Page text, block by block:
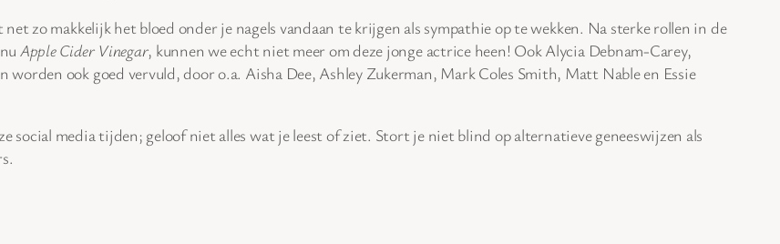
zo makkelijk het bloed onder je nagels vandaan te krijgen als sympathie op te wekken. Na sterke rollen in de
Apple Cider Vinegar, kunnen we echt niet meer om deze jonge actrice heen! Ook Alycia Debnam-Carey,
worden ook goed vervuld, door o.a. Aisha Dee, Ashley Zukerman, Mark Coles Smith, Matt Nable en Essie
social media tijden; geloof niet alles wat je leest of ziet. Stort je niet blind op alternatieve geneeswijzen als